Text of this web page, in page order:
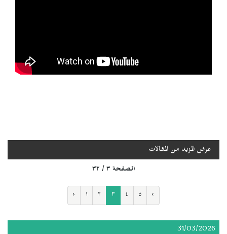
عرض المزيد من المقالات
الصفحة ٣ / ٣٢
‹ ١ ٢ ٣ ٤ ٥ ›
31/03/2026